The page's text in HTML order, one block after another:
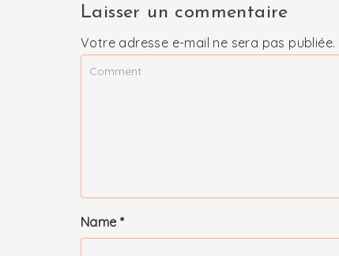
Laisser un commentaire
Votre adresse e-mail ne sera pas publiée.
Name *